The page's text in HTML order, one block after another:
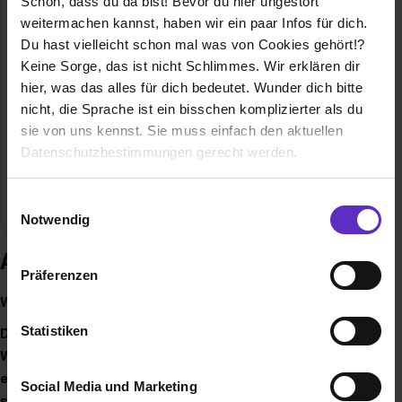
weitermachen kannst, haben wir ein paar Infos für dich.
Du hast vielleicht schon mal was von Cookies gehört!?
Keine Sorge, das ist nicht Schlimmes. Wir erklären dir
hier, was das alles für dich bedeutet. Wunder dich bitte
nicht, die Sprache ist ein bisschen komplizierter als du
sie von uns kennst. Sie muss einfach den aktuellen
Datenschutzbestimmungen gerecht werden.
Benutzung der Webseite getroffenen Einstellungen zu
Webseite zu analysieren („Statistiken“), um
Informationen zu deiner Verwendung unserer Website an
Analysen weiterzugeben und um Inhalte und Anzeigen zu
Notwendig
Präferenzen
Statistiken
Social Media und Marketing
07121 / 489 - 370
Gründungsjahr 1947
Mitarbeiter 350
Umsatz 41 Mio. Euro
BrancheBeratung, Dienstleistung, Rechts- /
Ausbildung bei RWT
Welche Ziele hast du?
Du hast den Kopf voller Ideen und willst deinen eigenen
Weg gehen? Deine Ziele sind dir wichtig, genauso wie
eine hervorragende Ausbildung oder ein Studium mit